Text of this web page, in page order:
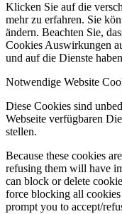
Klicken Sie auf die
mehr zu erfahren. Sie
ändern. Beachten Sie,
Cookies Auswirkungen
und auf die Dienste
Notwendige Website
Diese Cookies sind
Webseite verfügbaren
stellen.
Because these cookies
refusing them will have
can block or delete
force blocking all
prompt you to accept/